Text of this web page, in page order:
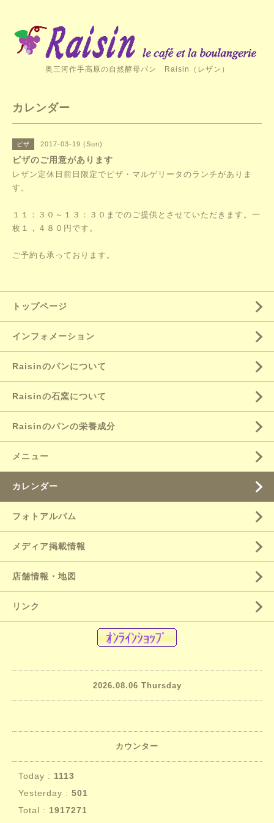
奥三河作手高原の自然酵母パン Raisin（レザン）
カレンダー
ピザ 2017-03-19 (Sun)
ピザのご用意があります
レザン定休日前日限定でピザ・マルゲリータのランチがありま
す。
１１：３０～１３：３０までのご提供とさせていただきます。一
枚１，４８０円です。
ご予約も承っております。
トップページ
インフォメーション
Raisinのパンについて
Raisinの石窯について
Raisinのパンの栄養成分
メニュー
カレンダー
フォトアルバム
メディア掲載情報
店舗情報・地図
リンク
2026.08.06 Thursday
カウンター
Today : 1113
Yesterday : 501
Total : 1917271